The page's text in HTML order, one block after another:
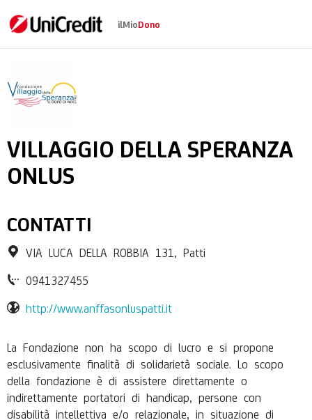
FONDAZIONE
ilMioDono
VILLAGGIO DELLA SPERANZA
ONLUS
CONTATTI
VIA LUCA DELLA ROBBIA 131, Patti
0941327455
http://www.anffasonluspatti.it
La Fondazione non ha scopo di lucro e si propone
esclusivamente finalità di solidarietà sociale. Lo scopo
della fondazione è di assistere direttamente o
indirettamente portatori di handicap, persone con
disabilità intellettiva e/o relazionale, in situazione di